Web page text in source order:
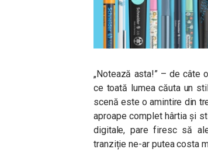
„Notează asta!” – de câte
ce toată lumea căuta un
scenă este o amintire din
aproape complet hârtia și
digitale, pare firesc să
tranziție ne-ar putea costa